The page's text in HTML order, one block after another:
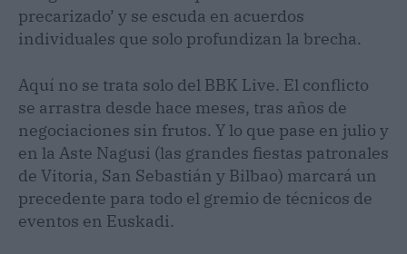
precarizado’ y se escuda en acuerdos
individuales que solo profundizan la brecha.
Aquí no se trata solo del BBK Live. El conflicto
se arrastra desde hace meses, tras años de
negociaciones sin frutos. Y lo que pase en julio y
en la Aste Nagusi (las grandes fiestas patronales
de Vitoria, San Sebastián y Bilbao) marcará un
precedente para todo el gremio de técnicos de
eventos en Euskadi.